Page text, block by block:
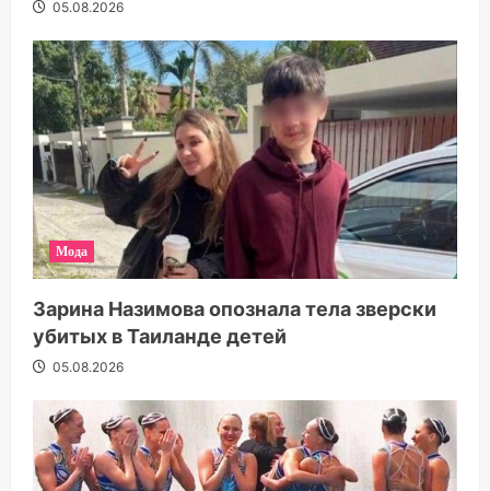
05.08.2026
Мода
Зарина Назимова опознала тела зверски
убитых в Таиланде детей
05.08.2026